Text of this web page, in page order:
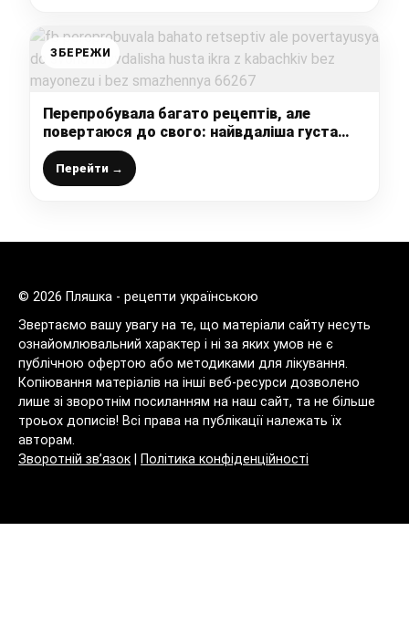
ЗБЕРЕЖИ
Перепробувала багато рецептів, але
повертаюся до свого: найвдаліша густа
ікра з кабачків без майонезу і без смаження
Перейти →
© 2026 Пляшка - рецепти українською
Звертаємо вашу увагу на те, що матеріали сайту несуть
ознайомлювальний характер і ні за яких умов не є
публічною офертою або методиками для лікування.
Копіювання матеріалів на інші веб-ресурси дозволено
лише зі зворотнім посиланням на наш сайт, та не більше
троьох дописів! Всі права на публікації належать їх
авторам.
Зворотній зв’язок
Політика конфіденційності